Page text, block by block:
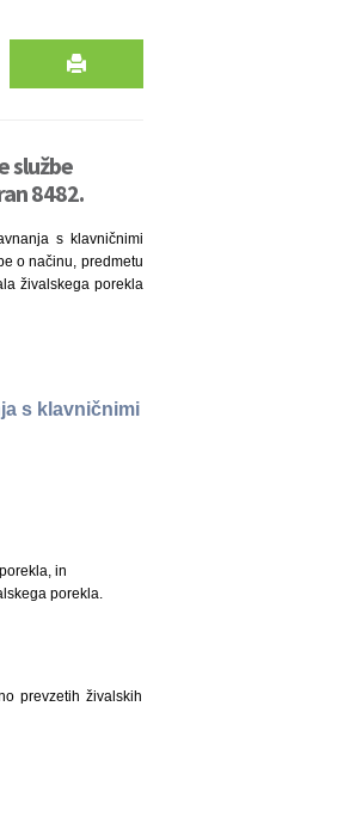
službe
8482.
s klavničnimi
o načinu, predmetu
živalskega porekla
s klavničnimi
in
porekla.
prevzetih živalskih